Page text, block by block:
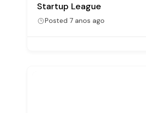
Startup League
Posted 7 anos ago